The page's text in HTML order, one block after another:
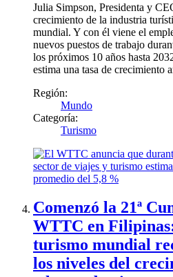
Julia Simpson, Presidenta y
crecimiento de la industria
mundial. Y con él viene el
nuevos puestos de trabajo
los próximos 10 años hasta
estima una tasa de crecimiento
Región:
Mundo
Categoría:
Turismo
Comenzó la 21ª
WTTC en
turismo mundial
los niveles del